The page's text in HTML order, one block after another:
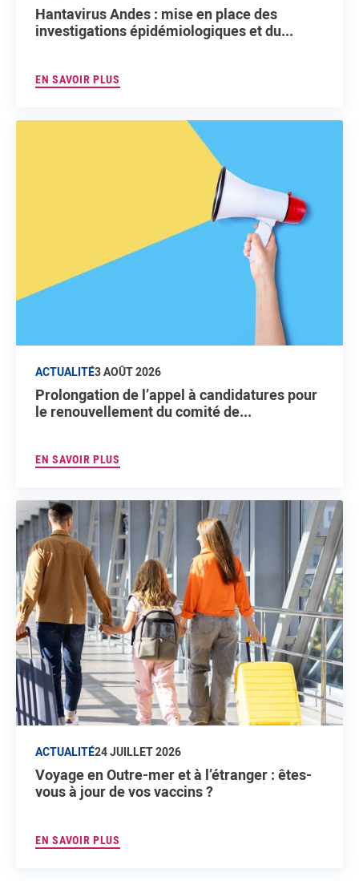
Hantavirus Andes : mise en place des
investigations épidémiologiques et du...
EN SAVOIR PLUS
ACTUALITÉ3 AOÛT 2026
Prolongation de l’appel à candidatures pour
le renouvellement du comité de...
EN SAVOIR PLUS
ACTUALITÉ24 JUILLET 2026
Voyage en Outre-mer et à l’étranger : êtes-
vous à jour de vos vaccins ?
EN SAVOIR PLUS